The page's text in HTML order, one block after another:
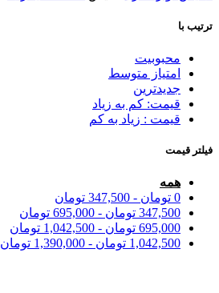
ترتیب با
محبوبیت
امتیاز متوسط
جدیدترین
قیمت: کم به زیاد
قیمت : زیاد به کم
فیلتر قیمت
همه
0 تومان -
347,500 تومان
347,500 تومان -
695,000 تومان
695,000 تومان -
1,042,500 تومان
1,042,500 تومان -
1,390,000 تومان